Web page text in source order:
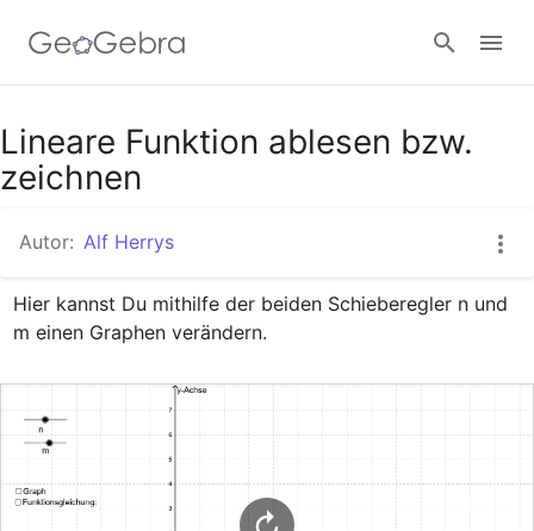
Google Classroom
Anmelden
Lineare Funktion ablesen bzw.
zeichnen
Autor: Alf Herrys
Hier kannst Du mithilfe der beiden Schieberegler n und
m einen Graphen verändern.